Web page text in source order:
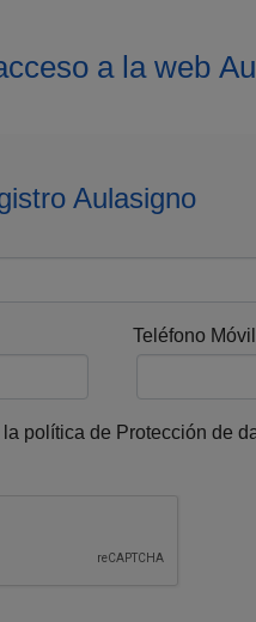
a la web
Aulasigno
Teléfono Móvil
política de Protección de